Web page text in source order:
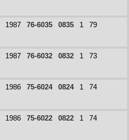
1987 76-6035 0835 1
79
1987 76-6032 0832 1
73
1986 75-6024 0824 1
74
1986 75-6022 0822 1
74